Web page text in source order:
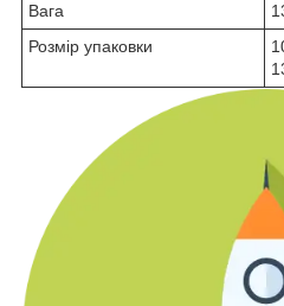
Вага
Розмір упаковки